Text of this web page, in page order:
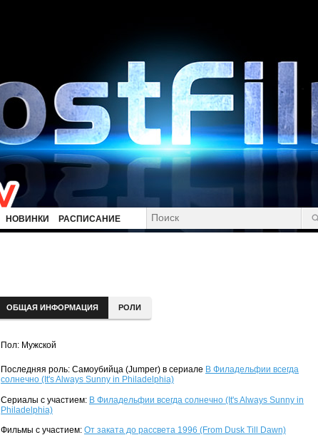
НОВИНКИ РАСПИСАНИЕ
ОБЩАЯ ИНФОРМАЦИЯ РОЛИ
Пол: Мужской
Последняя роль: Самоубийца (Jumper) в сериале В Филадельфии всегда
солнечно (It's Always Sunny in Philadelphia)
Сериалы с участием: В Филадельфии всегда солнечно (It's Always Sunny in
Philadelphia)
Фильмы с участием: От заката до рассвета 1996 (From Dusk Till Dawn)